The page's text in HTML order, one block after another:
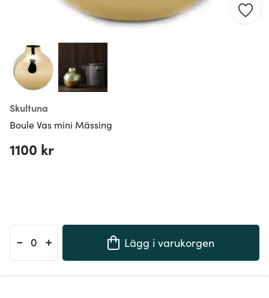
Skultuna
Boule Vas mini Mässing
1100 kr
- + Lägg i varukorgen